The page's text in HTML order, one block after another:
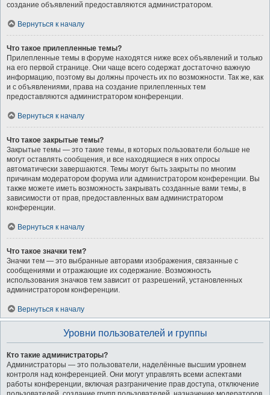
создание объявлений предоставляются администратором.
Вернуться к началу
Что такое прилепленные темы?
Прилепленные темы в форуме находятся ниже всех объявлений и только
на его первой странице. Они чаще всего содержат достаточно важную
информацию, поэтому вы должны прочесть их по возможности. Так же, как
и с объявлениями, права на создание прилепленных тем
предоставляются администратором конференции.
Вернуться к началу
Что такое закрытые темы?
Закрытые темы — это такие темы, в которых пользователи больше не
могут оставлять сообщения, и все находящиеся в них опросы
автоматически завершаются. Темы могут быть закрыты по многим
причинам модератором форума или администратором конференции. Вы
также можете иметь возможность закрывать созданные вами темы, в
зависимости от прав, предоставленных вам администратором
конференции.
Вернуться к началу
Что такое значки тем?
Значки тем — это выбранные авторами изображения, связанные с
сообщениями и отражающие их содержание. Возможность
использования значков тем зависит от разрешений, установленных
администратором конференции.
Вернуться к началу
Уровни пользователей и группы
Кто такие администраторы?
Администраторы — это пользователи, наделённые высшим уровнем
контроля над конференцией. Они могут управлять всеми аспектами
работы конференции, включая разграничение прав доступа, отключение